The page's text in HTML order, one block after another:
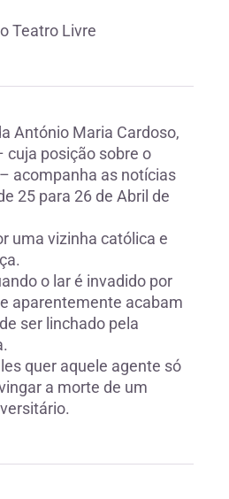
Teatro Livre
António Maria Cardoso,
cuja posição sobre o
acompanha as notícias
25 para 26 de Abril de
uma vizinha católica e
o lar é invadido por
aparentemente acabam
ser linchado pela
quer aquele agente só
a morte de um